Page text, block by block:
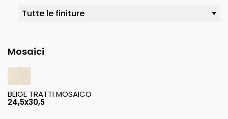
Mosaici
BEIGE TRATTI MOSAICO
24,5x30,5